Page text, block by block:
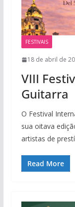
FESTIVAIS
18 de abril de
VIII
Guitarra
O Festival
sua oitava
artistas de
Read More